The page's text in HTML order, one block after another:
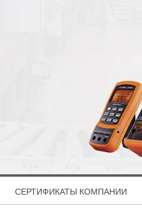
СЕРТИФИКАТЫ КОМПАНИИ